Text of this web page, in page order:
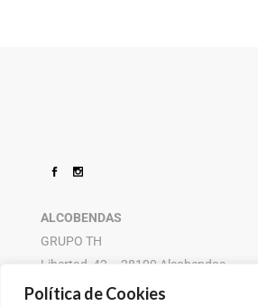
Política de Cookies
ALCOBENDAS
GRUPO TH
Libertad, 42 – 28100 Alcobendas
916 614 580 – 608 505 532